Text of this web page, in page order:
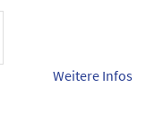
Weitere Infos